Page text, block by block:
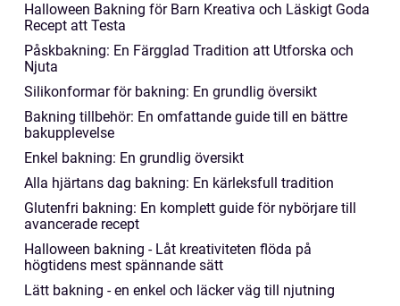
Halloween Bakning för Barn Kreativa och Läskigt Goda
Recept att Testa
Påskbakning: En Färgglad Tradition att Utforska och
Njuta
Silikonformar för bakning: En grundlig översikt
Bakning tillbehör: En omfattande guide till en bättre
bakupplevelse
Enkel bakning: En grundlig översikt
Alla hjärtans dag bakning: En kärleksfull tradition
Glutenfri bakning: En komplett guide för nybörjare till
avancerade recept
Halloween bakning - Låt kreativiteten flöda på
högtidens mest spännande sätt
Lätt bakning - en enkel och läcker väg till njutning